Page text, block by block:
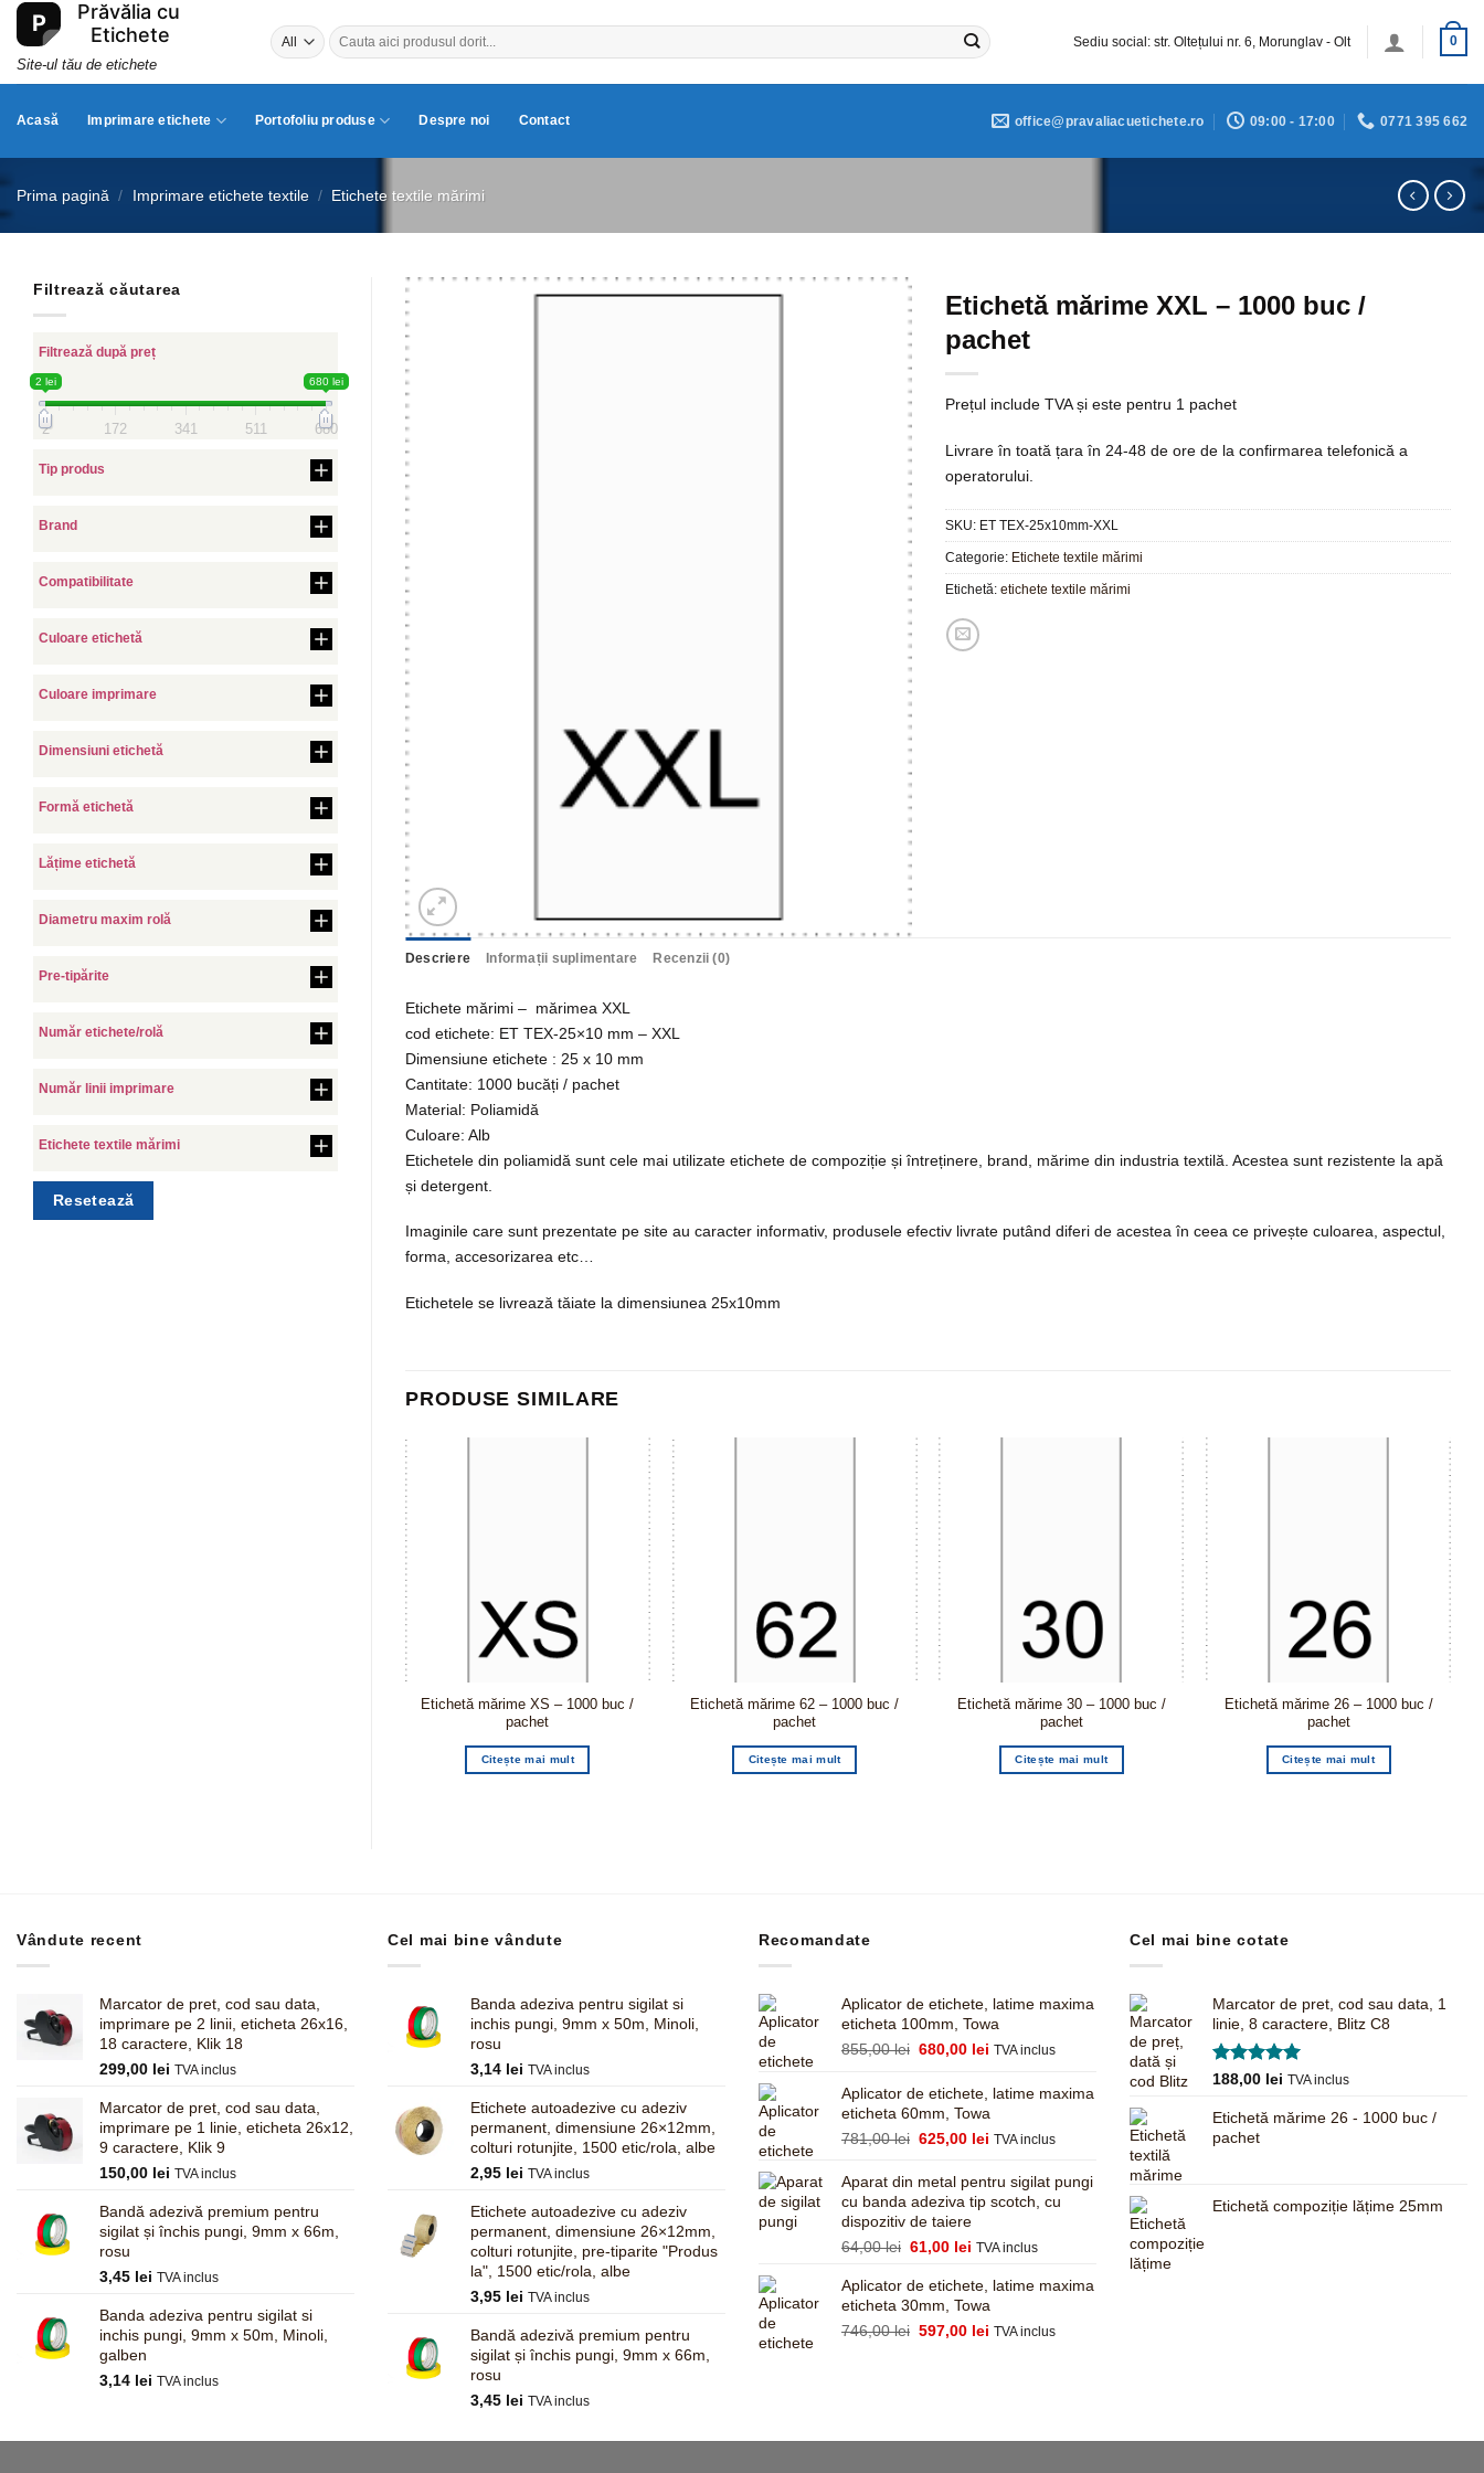
Skip
content
Site-ul tău de etichete
Caută
după:
Sediu social: str. Oltețului nr. 6, Morunglav - Olt 0
Acasă Imprimare etichete Portofoliu produse Despre noi Contact office@pravaliacuetichete.ro 09:00 - 17:00 0771 395 662
Prima pagină / Imprimare etichete textile / Etichete textile mărimi
Filtrează căutarea
Filtrează după preț
2 lei 680 lei
2 172 341 511 680
Tip produs
Brand
Compatibilitate
Culoare etichetă
Culoare imprimare
Dimensiuni etichetă
Formă etichetă
Lățime etichetă
Diametru maxim rolă
Pre-tipărite
Număr etichete/rolă
Număr linii imprimare
Etichete textile mărimi
Resetează
Etichetă mărime XXL – 1000 buc /
pachet
Prețul include TVA și este pentru 1 pachet
Livrare în toată țara în 24-48 de ore de la confirmarea telefonică a
operatorului.
SKU: ET TEX-25x10mm-XXL
Categorie: Etichete textile mărimi
Etichetă: etichete textile mărimi
Descriere Informații suplimentare Recenzii (0)
Etichete mărimi – mărimea XXL
cod etichete: ET TEX-25×10 mm – XXL
Dimensiune etichete : 25 x 10 mm
Cantitate: 1000 bucăți / pachet
Material: Poliamidă
Culoare: Alb
Etichetele din poliamidă sunt cele mai utilizate etichete de compoziție și întreținere, brand, mărime din industria textilă. Acestea sunt rezistente la apă
și detergent.
Imaginile care sunt prezentate pe site au caracter informativ, produsele efectiv livrate putând diferi de acestea în ceea ce privește culoarea, aspectul,
forma, accesorizarea etc…
Etichetele se livrează tăiate la dimensiunea 25x10mm
PRODUSE SIMILARE
Etichetă mărime XS – 1000 buc /
pachet
Citește mai mult
Etichetă mărime 62 – 1000 buc /
pachet
Citește mai mult
Etichetă mărime 30 – 1000 buc /
pachet
Citește mai mult
Etichetă mărime 26 – 1000 buc /
pachet
Citește mai mult
Vândute recent
Marcator de pret, cod sau data,
imprimare pe 2 linii, eticheta 26x16,
18 caractere, Klik 18
299,00 lei TVA inclus
Marcator de pret, cod sau data,
imprimare pe 1 linie, eticheta 26x12,
9 caractere, Klik 9
150,00 lei TVA inclus
Bandă adezivă premium pentru
sigilat și închis pungi, 9mm x 66m,
rosu
3,45 lei TVA inclus
Banda adeziva pentru sigilat si
inchis pungi, 9mm x 50m, Minoli,
galben
3,14 lei TVA inclus
Cel mai bine vândute
Banda adeziva pentru sigilat si
inchis pungi, 9mm x 50m, Minoli,
rosu
3,14 lei TVA inclus
Etichete autoadezive cu adeziv
permanent, dimensiune 26×12mm,
colturi rotunjite, 1500 etic/rola, albe
2,95 lei TVA inclus
Etichete autoadezive cu adeziv
permanent, dimensiune 26×12mm,
colturi rotunjite, pre-tiparite "Produs
la", 1500 etic/rola, albe
3,95 lei TVA inclus
Bandă adezivă premium pentru
sigilat și închis pungi, 9mm x 66m,
rosu
3,45 lei TVA inclus
Recomandate
Aplicator de etichete, latime maxima
eticheta 100mm, Towa
855,00lei Prețul
a
fost:
855,00 lei.
680,00 lei Prețul
este:
680,00 lei.
TVA inclus
Aplicator de etichete, latime maxima
eticheta 60mm, Towa
781,00lei Prețul
a
fost:
781,00 lei.
625,00 lei Prețul
este:
625,00 lei.
TVA inclus
Aparat din metal pentru sigilat pungi
cu banda adeziva tip scotch, cu
dispozitiv de taiere
64,00lei Prețul
a
fost:
64,00 lei.
61,00 lei Prețul
este:
61,00 lei.
TVA inclus
Aplicator de etichete, latime maxima
eticheta 30mm, Towa
746,00lei Prețul
597,00 lei Prețul
TVA inclus
Cel mai bine cotate
Marcator de pret, cod sau data, 1
linie, 8 caractere, Blitz C8
Evaluat la
188,00 lei TVA inclus
Etichetă mărime 26 - 1000 buc /
pachet
Etichetă compoziție lățime 25mm